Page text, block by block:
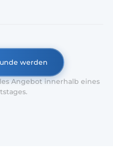
werden
Angebot innerhalb eines